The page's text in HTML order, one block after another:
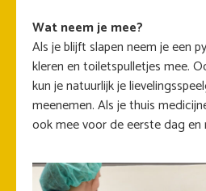
Wat neem je mee?
Als je blijft slapen neem je een
kleren en toiletspulletjes mee.
kun je natuurlijk je
meenemen. Als je thuis
ook mee voor de eerste dag en